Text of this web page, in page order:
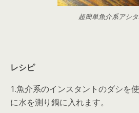
超簡単魚介系アシ
レシピ
1.魚介系のインスタントのダシを
に水を測り鍋に入れます。